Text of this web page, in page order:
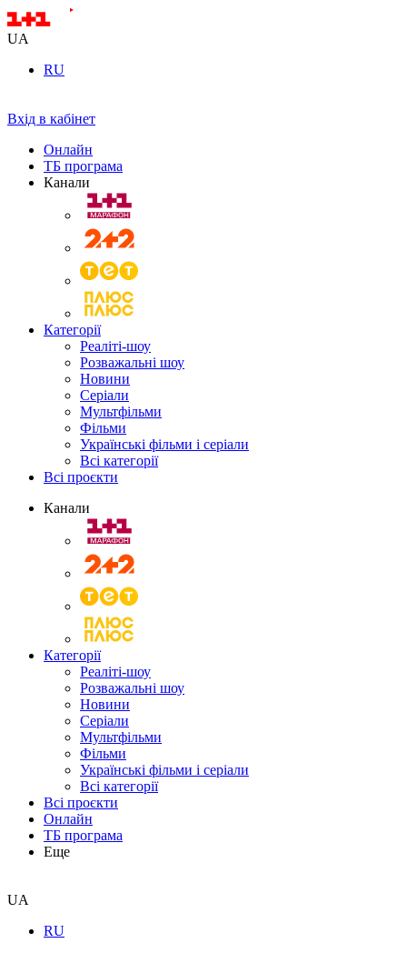
UA
RU
Вхід в кабінет
Онлайн
ТБ програма
Канали
Категорії
Реаліті-шоу
Розважальні шоу
Новини
Серіали
Мультфільми
Фільми
Українські фільми і серіали
Всі категорії
Всі проєкти
Канали
Категорії
Реаліті-шоу
Розважальні шоу
Новини
Серіали
Мультфільми
Фільми
Українські фільми і серіали
Всі категорії
Всі проєкти
Онлайн
ТБ програма
Еще
UA
RU